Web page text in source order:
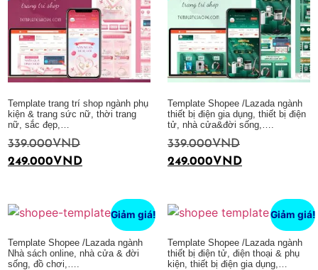
Template trang trí shop ngành phụ
kiện & trang sức nữ, thời trang
nữ, sắc đẹp,…
339.000VND
249.000VND
Template Shopee /Lazada ngành
thiết bị điện gia dụng, thiết bị điện
tử, nhà cửa&đời sống,….
339.000VND
249.000VND
Giảm giá!
Template Shopee /Lazada ngành
Nhà sách online, nhà cửa & đời
sống, đồ chơi,….
Giảm giá!
Template Shopee /Lazada ngành
thiết bị điện tử, điện thoại & phụ
kiện, thiết bị điện gia dụng,…